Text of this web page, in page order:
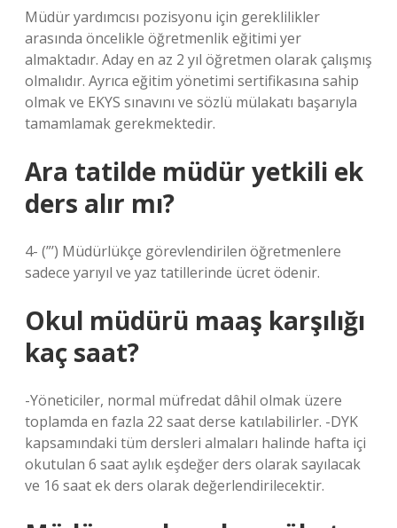
Müdür yardımcısı pozisyonu için gereklilikler
arasında öncelikle öğretmenlik eğitimi yer
almaktadır. Aday en az 2 yıl öğretmen olarak çalışmış
olmalıdır. Ayrıca eğitim yönetimi sertifikasına sahip
olmak ve EKYS sınavını ve sözlü mülakatı başarıyla
tamamlamak gerekmektedir.
Ara tatilde müdür yetkili ek
ders alır mı?
4- (”’) Müdürlükçe görevlendirilen öğretmenlere
sadece yarıyıl ve yaz tatillerinde ücret ödenir.
Okul müdürü maaş karşılığı
kaç saat?
-Yöneticiler, normal müfredat dâhil olmak üzere
toplamda en fazla 22 saat derse katılabilirler. -DYK
kapsamındaki tüm dersleri almaları halinde hafta içi
okutulan 6 saat aylık eşdeğer ders olarak sayılacak
ve 16 saat ek ders olarak değerlendirilecektir.